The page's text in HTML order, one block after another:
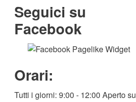
Seguici su
Facebook
Orari:
Tutti i giorni: 9:00 - 12:00 Aperto su